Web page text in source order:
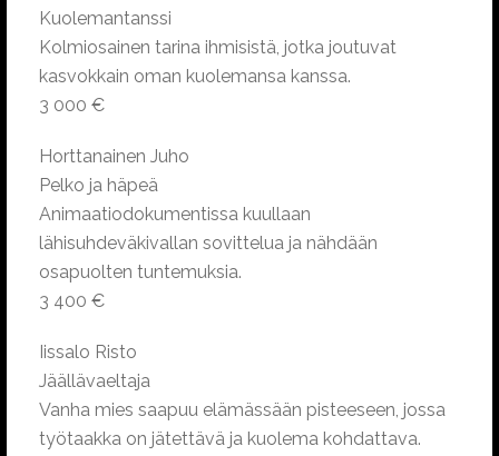
Kuolemantanssi
Kolmiosainen tarina ihmisistä, jotka joutuvat
kasvokkain oman kuolemansa kanssa.
3 000 €
Horttanainen Juho
Pelko ja häpeä
Animaatiodokumentissa kuullaan
lähisuhdeväkivallan sovittelua ja nähdään
osapuolten tuntemuksia.
3 400 €
Iissalo Risto
Jäällävaeltaja
Vanha mies saapuu elämässään pisteeseen, jossa
työtaakka on jätettävä ja kuolema kohdattava.